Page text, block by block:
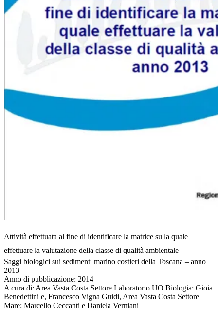
Attività effettuata al fine di identificare la matrice sulla quale
effettuare la valutazione della classe di qualità ambientale
Saggi biologici sui sedimenti marino costieri della Toscana – anno
2013
Anno di pubblicazione: 2014
A cura di: Area Vasta Costa Settore Laboratorio UO Biologia: Gioia
Benedettini e, Francesco Vigna Guidi, Area Vasta Costa Settore
Mare: Marcello Ceccanti e Daniela Verniani